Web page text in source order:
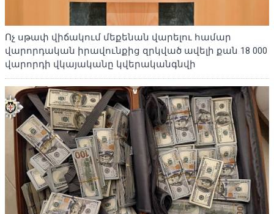
Ոչ սթափ վիճակում մեքենան վարելու համար
վարորդական իրավունքից զրկված ավելի քան 18 000
վարորդի վկայականը կվերականգնվի